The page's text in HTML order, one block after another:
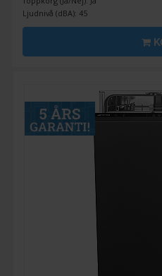
Ljudnivå (dBA): 45